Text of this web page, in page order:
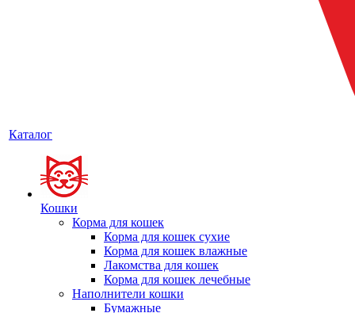
Каталог
Кошки
Корма для кошек
Корма для кошек сухие
Корма для кошек влажные
Лакомства для кошек
Корма для кошек лечебные
Наполнители кошки
Бумажные